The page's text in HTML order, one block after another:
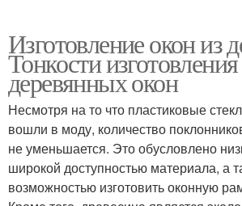
Изготовление окон из
Тонкости изготовления
деревянных окон
Несмотря на то что пластиковые
вошли в моду, количество
не уменьшается. Это обусловлено
широкой доступностью материала, а
возможностью изготовить оконную